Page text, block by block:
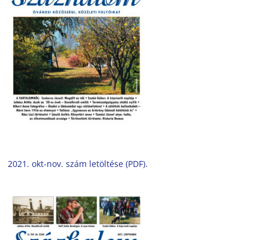
2021. okt-nov. szám letöltése (PDF).